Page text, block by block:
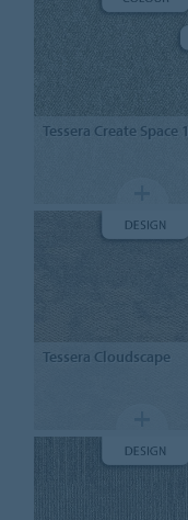
Tessera Create Space 1
Tessera Cloudscape